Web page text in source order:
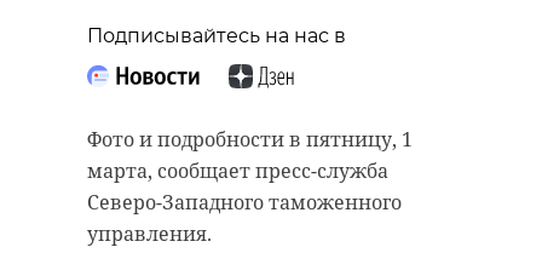
Подписывайтесь на нас в
Фото и подробности в пятницу, 1
марта, сообщает пресс-служба
Северо-Западного таможенного
управления.